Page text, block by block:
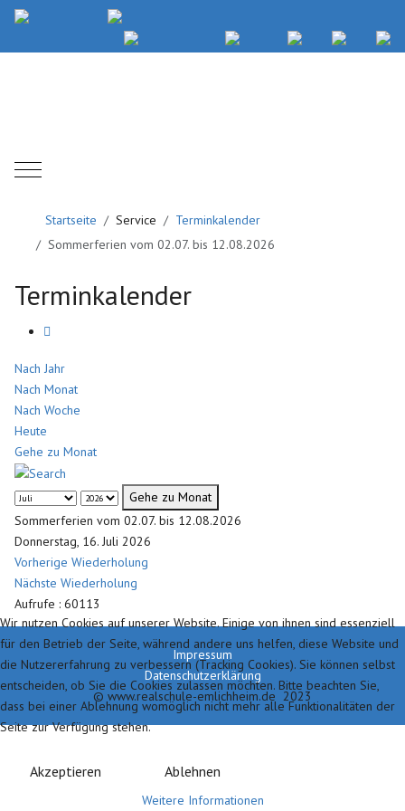
Mobile Menu Toggle
Startseite Service
Terminkalender
Sommerferien vom 02.07. bis 12.08.2026
Terminkalender
Nach Jahr
Nach Monat
Nach Woche
Heute
Gehe zu Monat
Gehe zu Monat
Sommerferien vom 02.07. bis 12.08.2026
Donnerstag, 16. Juli 2026
Vorherige Wiederholung
Nächste Wiederholung
Aufrufe : 60113
Impressum
Datenschutzerklärung
© www.realschule-emlichheim.de 2023
Wir nutzen Cookies auf unserer Website. Einige von ihnen sind essenziell
für den Betrieb der Seite, während andere uns helfen, diese Website und
die Nutzererfahrung zu verbessern (Tracking Cookies). Sie können selbst
entscheiden, ob Sie die Cookies zulassen möchten. Bitte beachten Sie,
dass bei einer Ablehnung womöglich nicht mehr alle Funktionalitäten der
Seite zur Verfügung stehen.
Akzeptieren Ablehnen
Weitere Informationen